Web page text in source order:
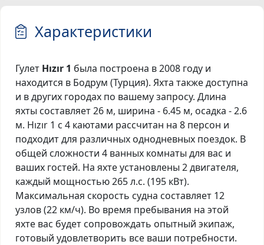
Характеристики
Гулет Hızır 1 была построена в 2008 году и
находится в Бодрум (Турция). Яхта также доступна
и в других городах по вашему запросу. Длина
яхты составляет 26 м, ширина - 6.45 м, осадка - 2.6
м. Hızır 1 с 4 каютами рассчитан на 8 персон и
подходит для различных однодневных поездок. В
общей сложности 4 ванных комнаты для вас и
ваших гостей. На яхте установлены 2 двигателя,
каждый мощностью 265 л.с. (195 кВт).
Максимальная скорость судна составляет 12
узлов (22 км/ч). Во время пребывания на этой
яхте вас будет сопровождать опытный экипаж,
готовый удовлетворить все ваши потребности.